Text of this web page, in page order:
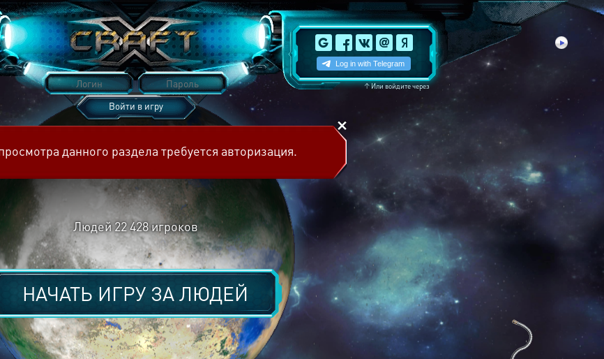
↑Или войдите через
Войти в игру
данного раздела требуется авторизация.
Людей 22 428игроков
НАЧАТЬ ИГРУ ЗАЛЮДЕЙ